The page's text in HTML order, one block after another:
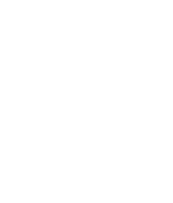
沈
乌
温
哈
大
佛
东
无